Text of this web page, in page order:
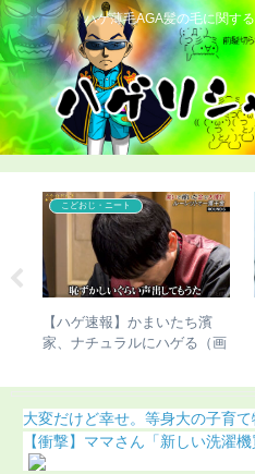
ハゲ薄毛AGA髪の毛に関す
こどおじ・ニート
【ハゲ速報】かまいたち濱
家、ナチュラルにハゲる（画
大変だけど幸せ。等身大の子育て
【衝撃】ママさん「新しい洗濯